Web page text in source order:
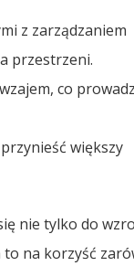
z zarządzaniem
przestrzeni.
co
większy
nie tylko do
to na korzyść